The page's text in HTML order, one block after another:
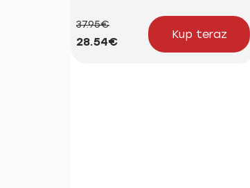
37.95€
28.54€
Kup teraz